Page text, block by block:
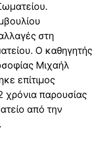
στη
Ο καθηγητής
Μιχαήλ
επίτιμος
χρόνια παρουσίας
από την